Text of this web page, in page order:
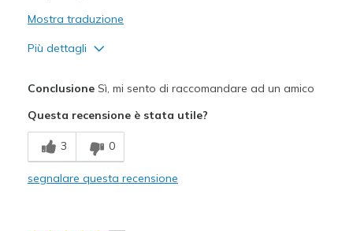
Mostra traduzione
Più dettagli
Comfortable
Durable
ConclusioneSì, mi sento di raccomandare ad un amico
Questa recensione è stata utile?
3 0
segnalare questa recensione